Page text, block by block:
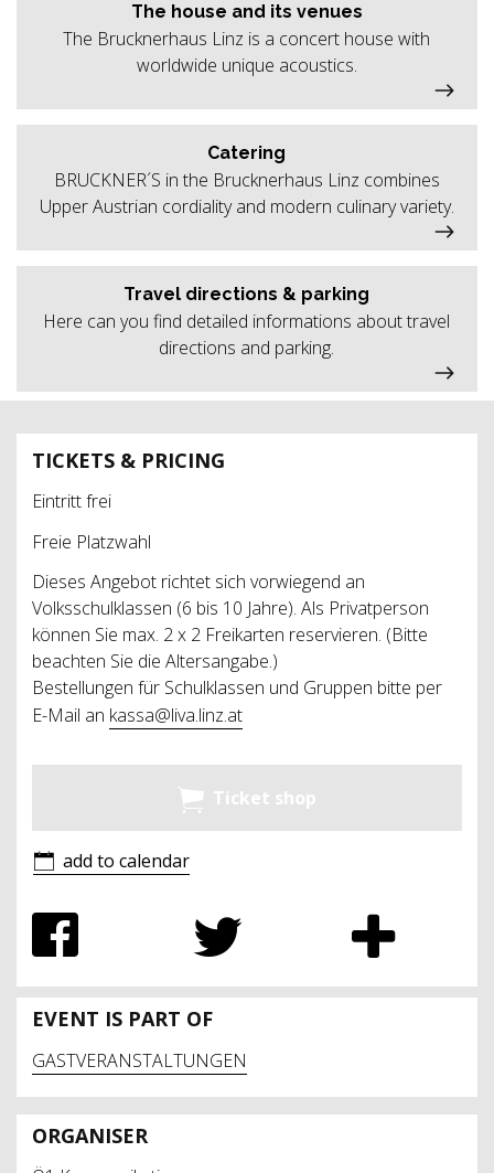
TICKETS & PRICING
Eintritt frei
Freie Platzwahl
Dieses Angebot richtet sich vorwiegend an
Volksschulklassen (6 bis 10 Jahre). Als Privatperson
können Sie max. 2 x 2 Freikarten reservieren. (Bitte
beachten Sie die Altersangabe.)
Bestellungen für Schulklassen und Gruppen bitte per
E-Mail an kassa@liva.linz.at
Ticket shop
add to calendar
EVENT IS PART OF
GASTVERANSTALTUNGEN
ORGANISER
The house and its venues
The Brucknerhaus Linz is a concert house with
worldwide unique acoustics.
Catering
BRUCKNER´S in the Brucknerhaus Linz combines
Upper Austrian cordiality and modern culinary variety.
Travel directions & parking
Here can you find detailed informations about travel
directions and parking.